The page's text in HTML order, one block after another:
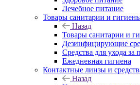
Лечебное питание
Товары санитарии и
Назад
Товары санитарии и
Дезинфицирующие
Средства для ухода за
Ежедневная гигиена
Контактные линзы и
Назад